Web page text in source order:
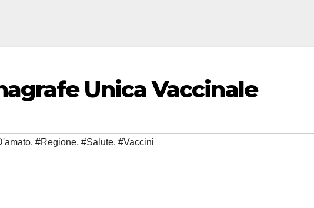
Unica Vaccinale
, #Regione, #Salute, #Vaccini